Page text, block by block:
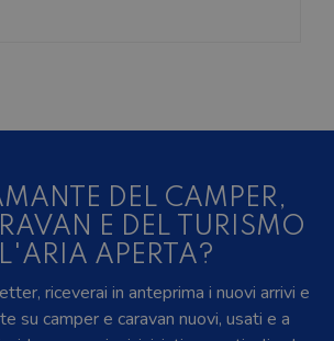
DEL CAMPER,
E DEL TURISMO
APERTA?
riceverai in anteprima i nuovi arrivi e
su camper e caravan nuovi, usati e a